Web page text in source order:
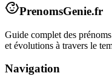
PrenomsGenie.fr
Guide complet des
et évolutions à travers le
Navigation